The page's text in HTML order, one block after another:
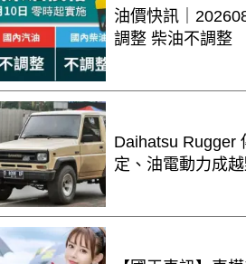
油價快訊｜
調整 柴油不調整
Daihatsu Rugger
定、油電動力成